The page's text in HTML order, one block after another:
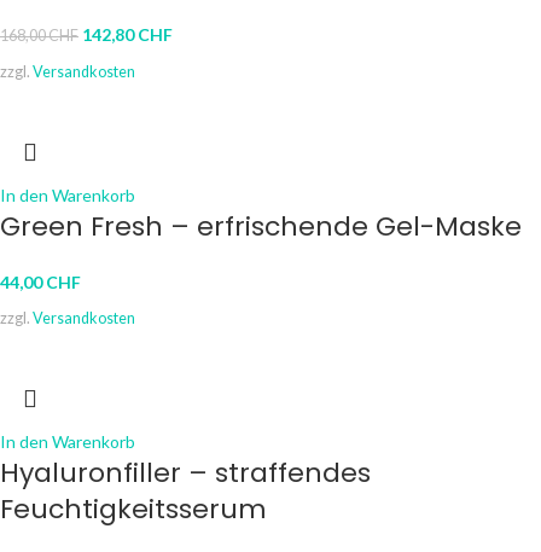
168,00CHF 142,80CHF
zzgl. Versandkosten
In den Warenkorb
Green Fresh – erfrischende Gel-Maske
44,00CHF
zzgl. Versandkosten
In den Warenkorb
Hyaluronfiller – straffendes
Feuchtigkeitsserum